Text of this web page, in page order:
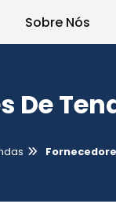
Sobre Nós
De